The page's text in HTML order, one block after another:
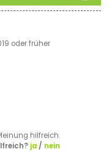
oder früher
hilfreich.
ja/ nein